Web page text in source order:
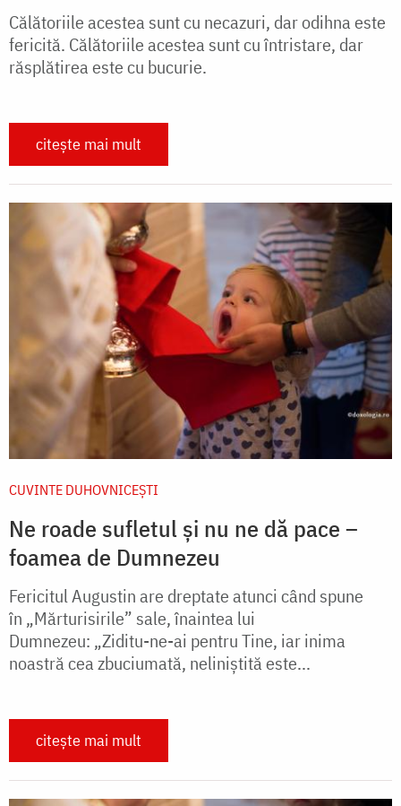
Călătoriile acestea sunt cu necazuri, dar odihna este
fericită. Călătoriile acestea sunt cu întristare, dar
răsplătirea este cu bucurie.
citește mai mult
CUVINTE DUHOVNICEȘTI
Ne roade sufletul și nu ne dă pace –
foamea de Dumnezeu
Fericitul Augustin are dreptate atunci când spune
în „Mărturisirile” sale, înaintea lui
Dumnezeu: „Ziditu-ne-ai pentru Tine, iar inima
noastră cea zbuciumată, neliniștită este...
citește mai mult